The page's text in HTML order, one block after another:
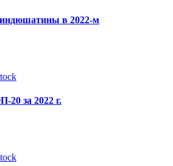
в 2022-м
за 2022 г.